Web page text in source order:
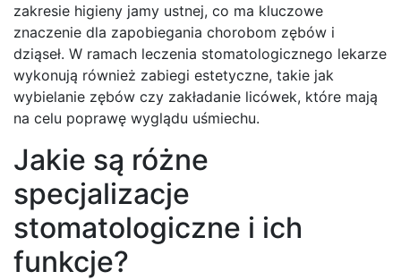
zakresie higieny jamy ustnej, co ma kluczowe
znaczenie dla zapobiegania chorobom zębów i
dziąseł. W ramach leczenia stomatologicznego lekarze
wykonują również zabiegi estetyczne, takie jak
wybielanie zębów czy zakładanie licówek, które mają
na celu poprawę wyglądu uśmiechu.
Jakie są różne
specjalizacje
stomatologiczne i ich
funkcje?